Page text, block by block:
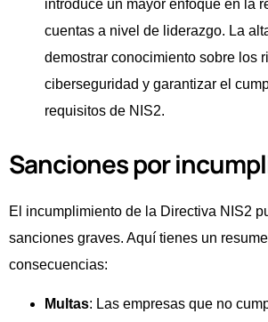
introduce un mayor enfoque en la
cuentas a nivel de liderazgo. La
demostrar conocimiento sobre los
ciberseguridad y garantizar el
requisitos de NIS2.
Sanciones por
El incumplimiento de la Directiva NIS2
sanciones graves. Aquí tienes un
consecuencias:
Multas: Las empresas que no